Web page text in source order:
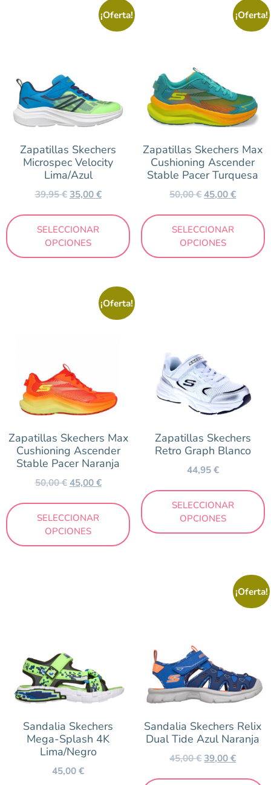
¡Oferta!
Zapatillas Skechers
Microspec Velocity
Lima/Azul
39,95€ 35,00€
SELECCIONAR
OPCIONES
¡Oferta!
Zapatillas Skechers Max
Cushioning Ascender
Stable Pacer Turquesa
50,00€ 45,00€
SELECCIONAR
OPCIONES
¡Oferta!
Zapatillas Skechers Max
Cushioning Ascender
Stable Pacer Naranja
50,00€ 45,00€
SELECCIONAR
OPCIONES
Zapatillas Skechers
Retro Graph Blanco
44,95€
SELECCIONAR
OPCIONES
Sandalia Skechers
Mega-Splash 4K
Lima/Negro
45,00€
¡Oferta!
Sandalia Skechers Relix
Dual Tide Azul Naranja
45,00€ 39,00€